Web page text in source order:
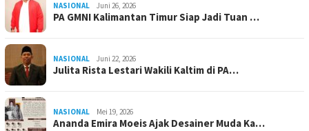
NASIONAL Juni 26, 2026
PA GMNI Kalimantan Timur Siap Jadi Tuan …
NASIONAL Juni 22, 2026
Julita Rista Lestari Wakili Kaltim di PA…
NASIONAL Mei 19, 2026
Ananda Emira Moeis Ajak Desainer Muda Ka…